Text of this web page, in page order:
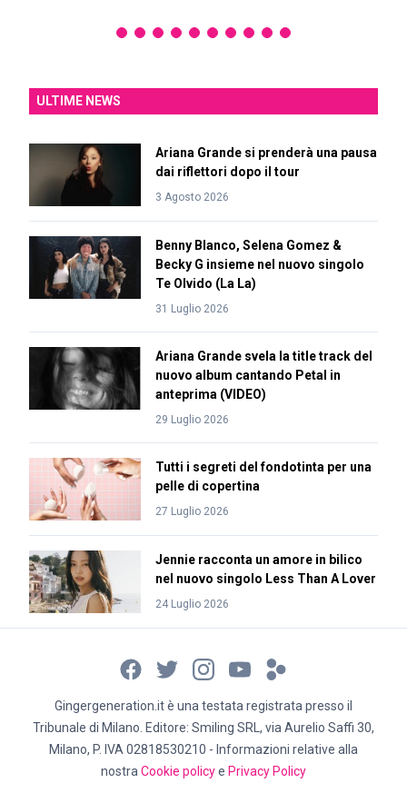
ULTIME NEWS
Ariana Grande si prenderà una pausa
dai riflettori dopo il tour
3 Agosto 2026
Benny Blanco, Selena Gomez &
Becky G insieme nel nuovo singolo
Te Olvido (La La)
31 Luglio 2026
Ariana Grande svela la title track del
nuovo album cantando Petal in
anteprima (VIDEO)
29 Luglio 2026
Tutti i segreti del fondotinta per una
pelle di copertina
27 Luglio 2026
Jennie racconta un amore in bilico
nel nuovo singolo Less Than A Lover
24 Luglio 2026
Gingergeneration.it è una testata registrata presso il
Tribunale di Milano. Editore: Smiling SRL, via Aurelio Saffi 30,
Milano, P. IVA 02818530210 - Informazioni relative alla
nostra Cookie policye Privacy Policy